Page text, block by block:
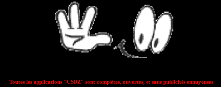
Toutes les applications "CSDZ" sont complètes, ouvertes, et sans publicités ennuyeuses